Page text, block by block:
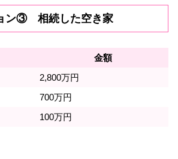
ン③ 相続した空き家
金額
2,800万円
700万円
100万円